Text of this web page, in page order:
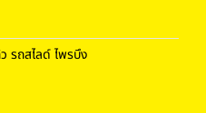
รถสไลด์ ไพรบึง